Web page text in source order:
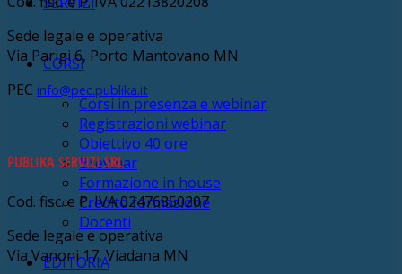
CORSI
Corsi in presenza e webinar
Registrazioni webinar
Obiettivo 40 ore
Brevinar
Formazione in house
Credito formazione
Docenti
EDITORIA
Sede legale e operativa
Via Parigi 6, Porto Mantovano MN
PEC info@pec.publika.it
PUBLIKA SERVIZI SRL
Cod. fisc. e P. IVA 02476850207
Sede legale e operativa
Via Vanoni 17, Viadana MN